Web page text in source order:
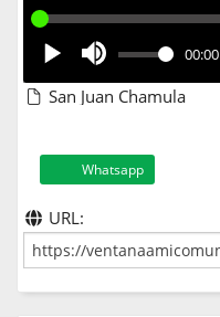
00:00
San Juan Chamula
Whatsapp
URL: